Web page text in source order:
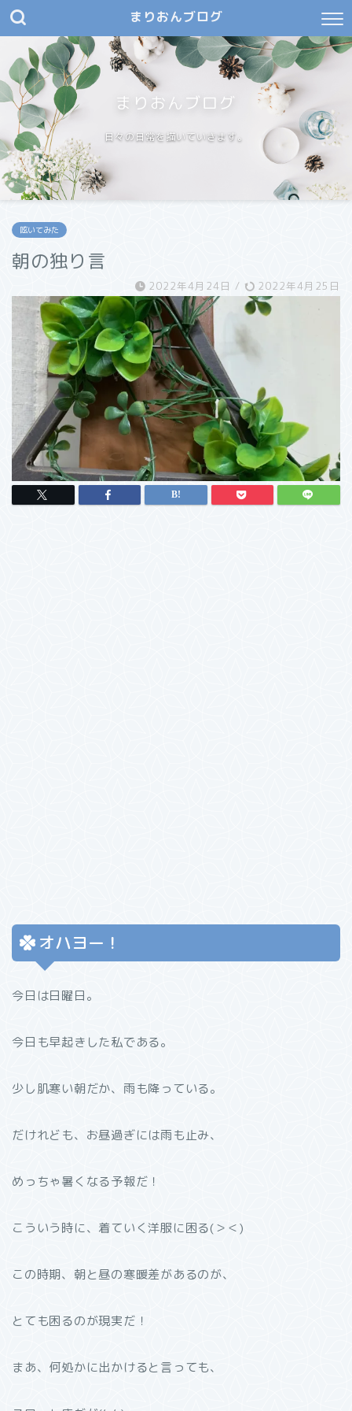
まりおんブログ
まりおんブログ
日々の日常を描いていきます。
呟いてみた
朝の独り言
2022年4月24日 / 2022年4月25日
オハヨー！
今日は日曜日。
今日も早起きした私である。
少し肌寒い朝だか、雨も降っている。
だけれども、お昼過ぎには雨も止み、
めっちゃ暑くなる予報だ！
こういう時に、着ていく洋服に困る(＞＜)
この時期、朝と昼の寒暖差があるのが、
とても困るのが現実だ！
まあ、何処かに出かけると言っても、